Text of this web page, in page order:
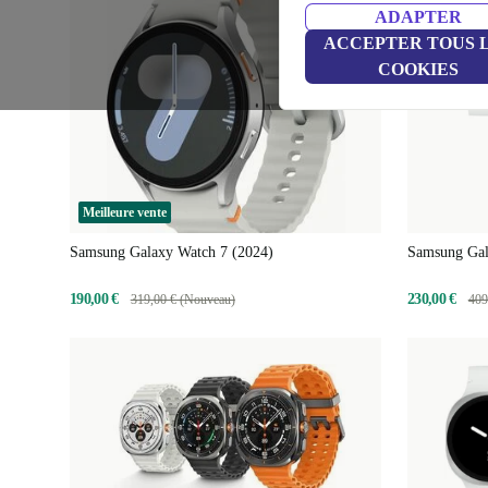
ADAPTER
ACCEPTER TOUS
COOKIES
Meilleure vente
Samsung Galaxy Watch 7 (2024)
190,00 € 319,00 € (Nouveau)
Samsung
230,00 €